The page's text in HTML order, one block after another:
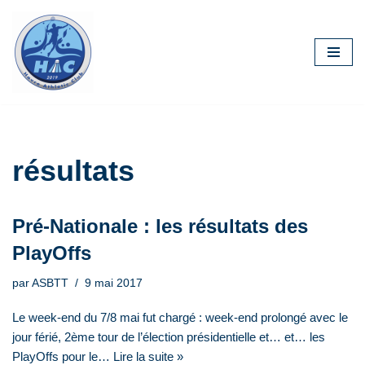
Aller
au
contenu
résultats
Pré-Nationale : les résultats des
PlayOffs
par ASBTT 9 mai 2017
Le week-end du 7/8 mai fut chargé : week-end prolongé avec le
jour férié, 2ème tour de l’élection présidentielle et… et… les
PlayOffs pour le… Lire la suite »